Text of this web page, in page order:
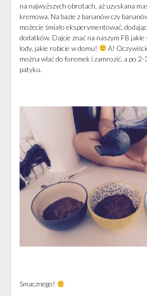
na najwyższych obrotach, aż uzyskana
kremowa. Na bazie z bananów czy
możecie śmiało eksperymentować,
dodatków. Dajcie znać na naszym FB
lody, jakie robicie w domu!
A!
można wlać do foremek i zamrozić, a po
patyku.
Smacznego!